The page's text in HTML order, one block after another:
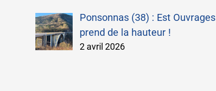
Ponsonnas (38) : Est Ouvrages
prend de la hauteur !
2 avril 2026